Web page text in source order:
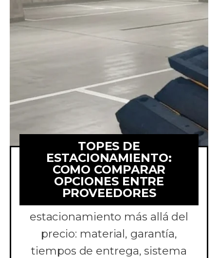
TOPES DE
ESTACIONAMIENTO:
COMO COMPARAR
OPCIONES ENTRE
PROVEEDORES
Aprende a comparar
cotizaciones de topes de
estacionamiento más allá del
precio: material, garantía,
tiempos de entrega, sistema